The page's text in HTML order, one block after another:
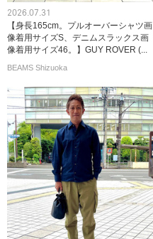
2026.07.31
【身長165cm。プルオーバーシャツ画
像着用サイズS、デニムスラックス画
像着用サイズ46。】GUY ROVER (...
BEAMS Shizuoka